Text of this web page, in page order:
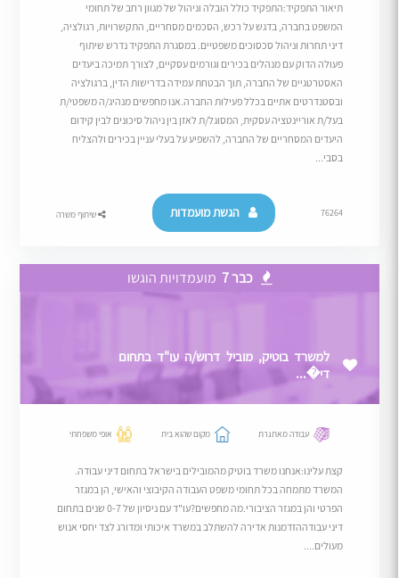
תיאור התפקיד:התפקיד כולל הובלה וניהול של מגוון רחב של תחומי
המשפט בחברה, בדגש על רכש, הסכמים מסחריים, התקשרויות, רגולציה,
דיני תחרות וניהול סכסוכים משפטיים. במסגרת התפקיד נדרש שיתוף
פעולה הדוק עם מנהלים בכירים וגורמים עסקיים, לצורך תמיכה ביעדים
האסטרטגיים של החברה, תוך הבטחת עמידה בדרישות הדין, ברגולציה
ובסטנדרטים אתיים בכלל פעילות החברה.אנו מחפשים מנהיג/ה משפטי/ת
בעל/ת אוריינטציה עסקית, המסוגל/ת לאזן בין ניהול סיכונים לבין קידום
היעדים המסחריים של החברה, להשפיע על בעלי עניין בכירים ולהצליח
בסבי...
76264 הגשת מועמדות שיתוף משרה
כבר 7 מועמדויות הוגשו
למשרד בוטיק, מוביל דרוש/ה עו"ד בתחום
די�...
עבודה מאתגרת מקום שהוא בית אופי משפחתי
קצת עלינו:אנחנו משרד בוטיק מהמובילים בישראל בתחום דיני עבודה.
המשרד מתמחה בכל תחומי משפט העבודה הקיבוצי והאישי, הן במגזר
הפרטי והן במגזר הציבורי.מה מחפשים?עו"ד עם ניסיון של 0-7 שנים בתחום
דיני עבודההזדמנות אדירה להשתלב במשרד איכותי ומדורג לצד יחסי אנוש
מעולים....